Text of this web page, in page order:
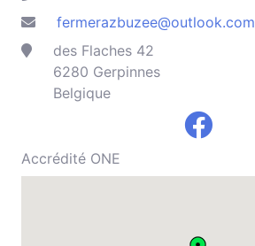
fermerazbuzee@outlook.com
des Flaches 42
6280 Gerpinnes
Belgique
Accrédité ONE